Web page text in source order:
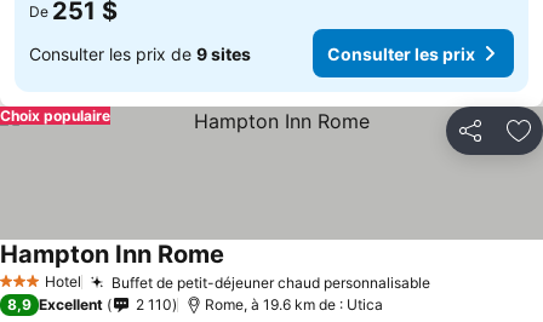
De 251 $
Consulter les prix de 9 sites Consulter les prix
Partager
Choix populaire
3 ÉtoilesHotel Buffet de petit-déjeuner chaud personnalisable
Hampton Inn Rome
8,9 Excellent 2 110 Rome, à 19.6 km de : Utica